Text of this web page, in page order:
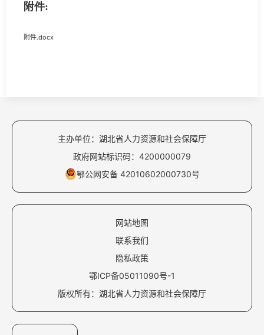
附件:
附件.docx
主办单位：湖北省人力资源和社会保障厅
政府网站标识码：4200000079
鄂公网安备 42010602000730号
网站地图
联系我们
隐私政策
鄂ICP备05011090号-1
版权所有：湖北省人力资源和社会保障厅